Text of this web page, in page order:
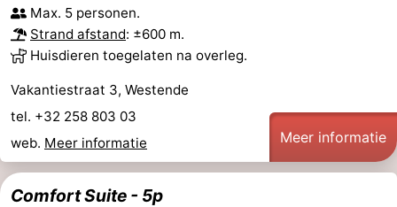
Max. 5 personen.
Strand afstand: ±600 m.
Huisdieren toegelaten na overleg.
Vakantiestraat 3, Westende
tel. +32 258 803 03
web. Meer informatie Meer informatie
Comfort Suite - 5p